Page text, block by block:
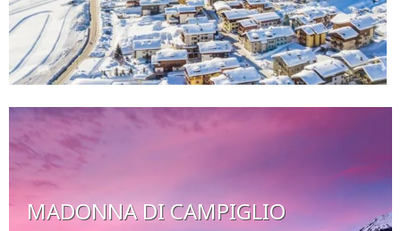
MADONNA DI CAMPIGLIO